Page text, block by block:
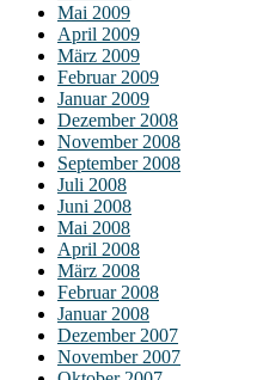
Mai 2009
April 2009
März 2009
Februar 2009
Januar 2009
Dezember 2008
November 2008
September 2008
Juli 2008
Juni 2008
Mai 2008
April 2008
März 2008
Februar 2008
Januar 2008
Dezember 2007
November 2007